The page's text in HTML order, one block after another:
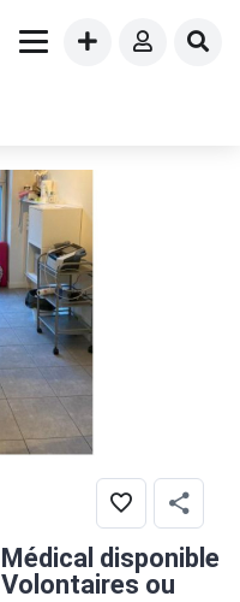
disponible
ou